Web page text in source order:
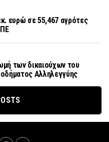
ευρώ σε 55,467 αγρότες
των δικαιούχων του
Αλληλεγγύης